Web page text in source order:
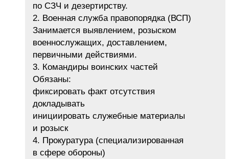
по СЗЧ и дезертирству.
2. Военная служба правопорядка (ВСП)
Занимается выявлением, розыском
военнослужащих, доставлением,
первичными действиями.
3. Командиры воинских частей
Обязаны:
фиксировать факт отсутствия
докладывать
инициировать служебные материалы
и розыск
4. Прокуратура (специализированная
в сфере обороны)